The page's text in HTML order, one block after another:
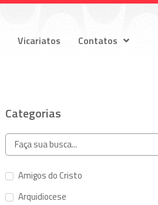
Vicariatos Contatos
Categorias
Amigos do Cristo
Arquidiocese